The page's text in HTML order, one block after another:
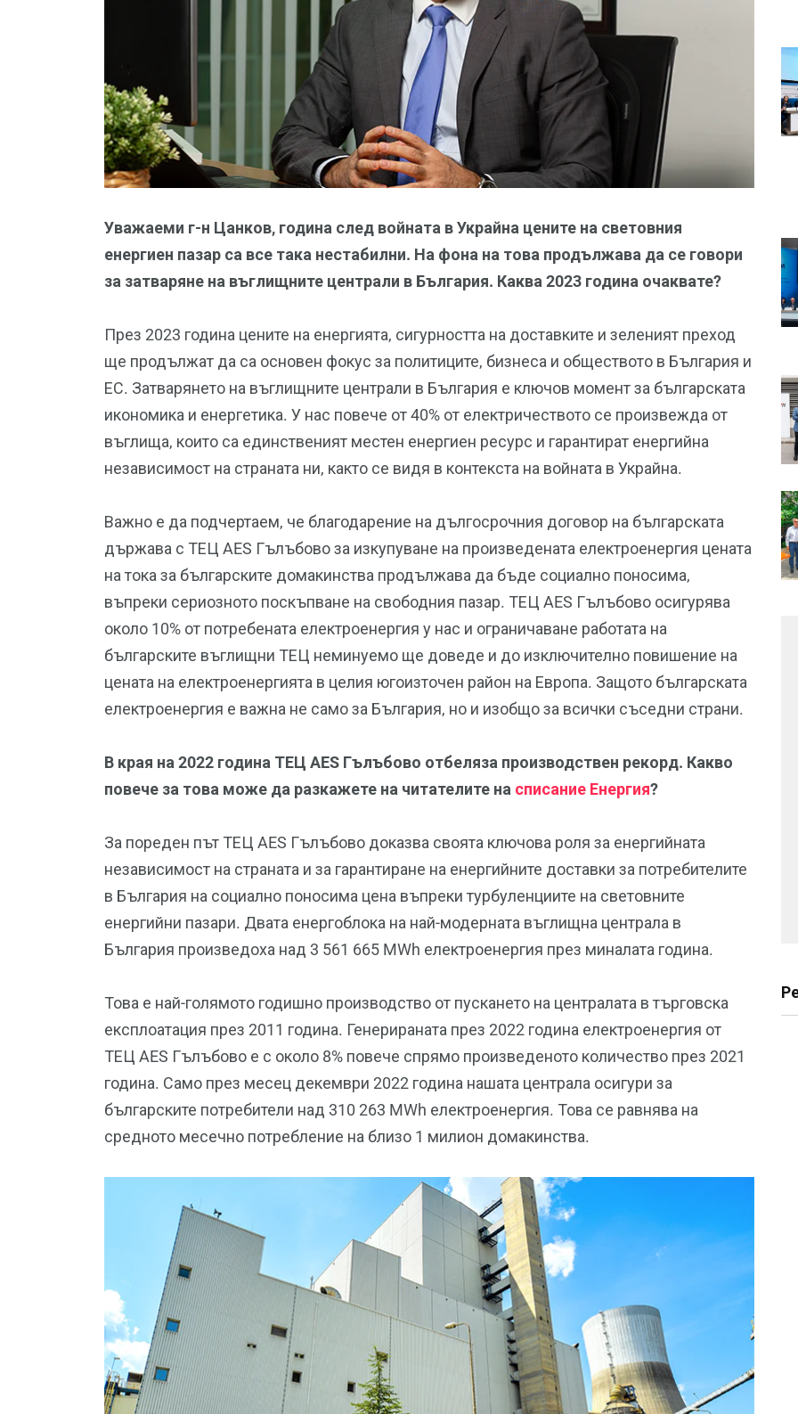
Уважаеми г-н Цанков, година след войната в Украйна цените на световния
енергиен пазар са все така нестабилни. На фона на това продължава да се говори
за затваряне на въглищните централи в България. Каква 2023 година очаквате?
През 2023 година цените на енергията, сигурността на доставките и зеленият преход
ще продължат да са основен фокус за политиците, бизнеса и обществото в България и
ЕС. Затварянето на въглищните централи в България е ключов момент за българската
икономика и енергетика. У нас повече от 40% от електричеството се произвежда от
въглища, които са единственият местен енергиен ресурс и гарантират енергийна
независимост на страната ни, както се видя в контекста на войната в Украйна.
Важно е да подчертаем, че благодарение на дългосрочния договор на българската
държава с ТЕЦ AES Гълъбово за изкупуване на произведената електроенергия цената
на тока за българските домакинства продължава да бъде социално поносима,
въпреки сериозното поскъпване на свободния пазар. ТЕЦ AES Гълъбово осигурява
около 10% от потребената електроенергия у нас и ограничаване работата на
българските въглищни ТЕЦ неминуемо ще доведе и до изключително повишение на
цената на електроенергията в целия югоизточен район на Европа. Защото българската
електроенергия е важна не само за България, но и изобщо за всички съседни страни.
В края на 2022 година ТЕЦ AES Гълъбово отбеляза производствен рекорд. Какво
повече за това може да разкажете на читателите на списание Енергия?
За пореден път ТЕЦ AES Гълъбово доказва своята ключова роля за енергийната
независимост на страната и за гарантиране на енергийните доставки за потребителите
в България на социално поносима цена въпреки турбуленциите на световните
енергийни пазари. Двата енергоблока на най-модерната въглищна централа в
България произведоха над 3 561 665 MWh електроенергия през миналата година.
Това е най-голямото годишно производство от пускането на централата в търговска
експлоатация през 2011 година. Генерираната през 2022 година електроенергия от
ТЕЦ AES Гълъбово е с около 8% повече спрямо произведеното количество през 2021
година. Само през месец декември 2022 година нашата централа осигури за
българските потребители над 310 263 MWh електроенергия. Това се равнява на
средното месечно потребление на близо 1 милион домакинства.